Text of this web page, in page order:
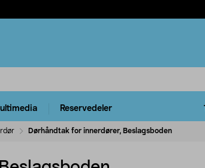
Reservedeler
Dørhåndtak for innerdører, Beslagsboden